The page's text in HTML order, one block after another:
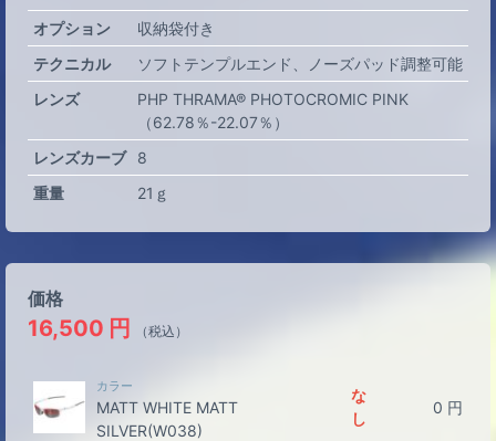
オプション
収納袋付き
テクニカル
ソフトテンプルエンド
ノーズパッド調整可能
レンズ
PHP THRAMA® PHOTOCROMIC PINK
（62.78％-22.07％）
レンズカーブ
8
重量
21ｇ
価格
16,500 円 （税込）
カラー
MATT WHITE MATT
SILVER(W038)
な
し
0 円